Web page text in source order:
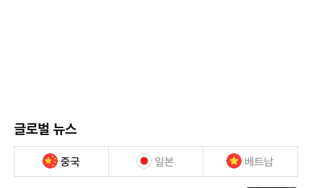
글로벌 뉴스
중국 일본 베트남